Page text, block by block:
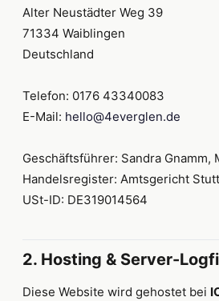
Alter Neustädter Weg 39
71334 Waiblingen
Deutschland
Telefon: 0176 43340083
E-Mail: hello@4everglen.de
Geschäftsführer: Sandra Gnamm,
Handelsregister: Amtsgericht
USt-ID: DE319014564
2. Hosting & Server-
Diese Website wird gehostet bei